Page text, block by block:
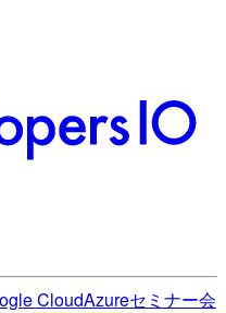
CloudAzureセミナー会